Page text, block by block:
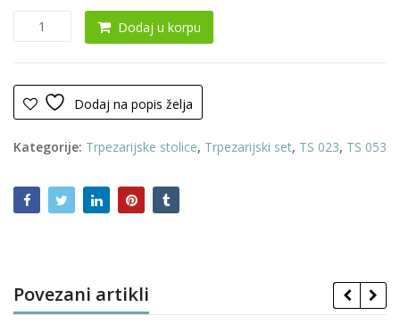
Trpezarijska
stolica
Dodaj u korpu
Dodaj na popis želja
Kategorije: Trpezarijske stolice, Trpezarijski set, TS 023, TS 053
Povezani artikli